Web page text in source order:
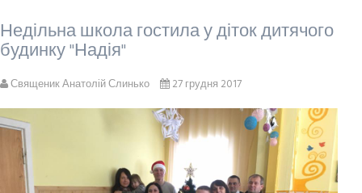
Недільна школа гостила у діток дитячого
будинку "Надія"
Священик Анатолій Слинько 27 грудня 2017